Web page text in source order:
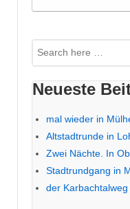
Suche
nach:
Neueste
mal wieder in
Altstadtrunde in
Zwei Nächte. In
Stadtrundgang in
der Karbachtalweg